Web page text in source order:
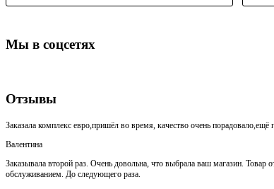
Мы в соцсетях
Отзывы
Заказала комплекс евро,пришёл во время, качество очень
Валентина
Заказывала второй раз. Очень довольна, что выбрала ваш магазин. Товар
обслуживанием. До следующего раза.